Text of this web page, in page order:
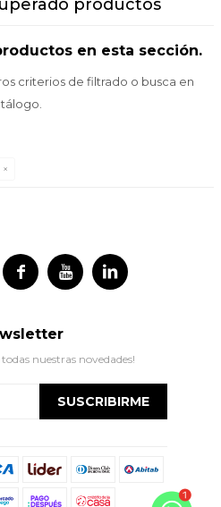
productos
en esta sección.
criterios de filtrado o busca en
  
nuestras novedades!
SUSCRIBIRME